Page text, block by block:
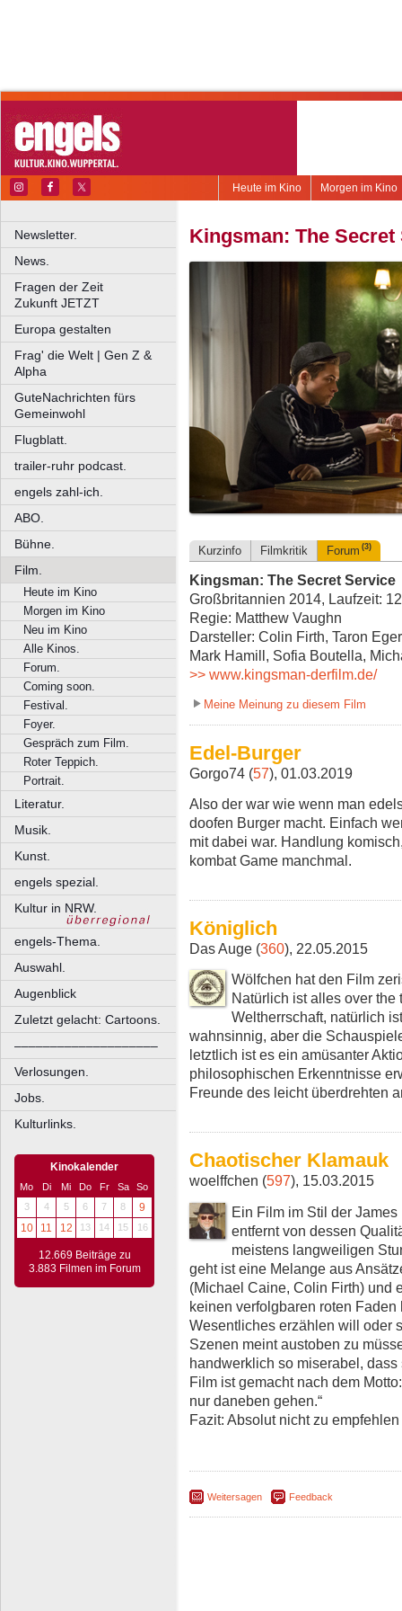
Morgen im Kino
Heute im Kino
Newsletter.
News.
Fragen der Zeit
Zukunft JETZT
Europa gestalten
Frag' die Welt | Gen Z &
Alpha
GuteNachrichten fürs
Gemeinwohl
Flugblatt.
trailer-ruhr podcast.
engels zahl-ich.
ABO.
Bühne.
Film.
Heute im Kino
Morgen im Kino
Neu im Kino
Alle Kinos.
Forum.
Coming soon.
Festival.
Foyer.
Gespräch zum Film.
Roter Teppich.
Portrait.
Literatur.
Musik.
Kunst.
engels spezial.
Kultur in NRW.
engels-Thema.
Auswahl.
Augenblick
Zuletzt gelacht: Cartoons.
––––––––––––––––––––
Verlosungen.
Jobs.
Kulturlinks.
Kinokalender
Mo Di Mi Do Fr Sa
So
3
4 5 6 7 8
9
10
11 12 13 14 15 16
12.669 Beiträge zu
3.883 Filmen im Forum
Kingsman: The Secret
Kurzinfo Filmkritik Forum (3)
Kingsman: The Secret Service
Großbritannien 2014, Laufzeit:
Regie: Matthew Vaughn
Darsteller: Colin Firth, Taron
Mark Hamill, Sofia Boutella,
>> www.kingsman-derfilm.de/
Meine Meinung zu diesem Film
Edel-Burger
Gorgo74 (57), 01.03.2019
Also der war wie wenn man
doofen Burger macht. Einfach
mit dabei war. Handlung
kombat Game manchmal.
Königlich
Das Auge (360), 22.05.2015
Wölfchen hat den Film
Natürlich ist alles over the
Weltherrschaft, natürlich
wahnsinnig, aber die
letztlich ist es ein amüsanter
philosophischen Erkenntnisse
Freunde des leicht überdrehten
Chaotischer Klamauk
woelffchen (597), 15.03.2015
Ein Film im Stil der
entfernt von dessen
meistens langweiligen
geht ist eine Melange aus
(Michael Caine, Colin Firth) und
keinen verfolgbaren roten
Wesentliches erzählen will oder
Szenen meint austoben zu
handwerklich so miserabel,
Film ist gemacht nach dem
nur daneben gehen.“
Fazit: Absolut nicht zu
Weitersagen Feedback